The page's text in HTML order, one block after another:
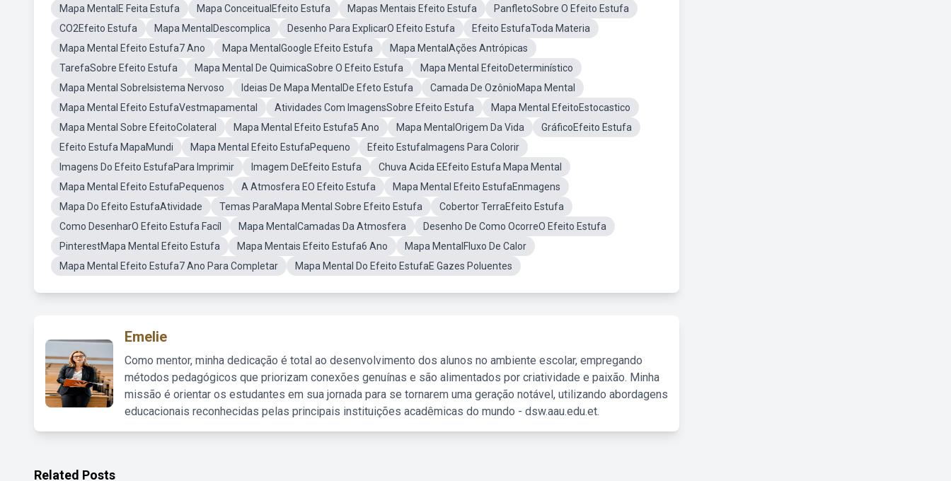
Mapa MentalE Feita Estufa
Mapa ConceitualEfeito Estufa Mapas Mentais Efeito Estufa
PanfletoSobre O Efeito Estufa
CO2Efeito Estufa
Mapa MentalDescomplica Desenho Para ExplicarO Efeito Estufa
Efeito EstufaToda Materia
Mapa Mental Efeito Estufa7 Ano
Mapa MentalGoogle Efeito Estufa
Mapa MentalAções Antrópicas
TarefaSobre Efeito Estufa
Mapa Mental De QuimicaSobre O Efeito Estufa
Mapa Mental EfeitoDeterminístico
Mapa Mental SobreIsistema Nervoso
Ideias De Mapa MentalDe Efeto Estufa
Camada De OzônioMapa Mental
Mapa Mental Efeito EstufaVestmapamental
Atividades Com ImagensSobre Efeito Estufa
Mapa Mental EfeitoEstocastico
Mapa Mental Sobre EfeitoColateral
Mapa Mental Efeito Estufa5 Ano Mapa MentalOrigem Da Vida
GráficoEfeito Estufa
Efeito Estufa MapaMundi
Mapa Mental Efeito EstufaPequeno
Efeito EstufaImagens Para Colorir
Imagens Do Efeito EstufaPara Imprimir
Imagem DeEfeito Estufa
Chuva Acida EEfeito Estufa Mapa Mental
Mapa Mental Efeito EstufaPequenos
A Atmosfera EO Efeito Estufa
Mapa Mental Efeito EstufaEnmagens
Mapa Do Efeito EstufaAtividade
Temas ParaMapa Mental Sobre Efeito Estufa
Cobertor TerraEfeito Estufa
Como DesenharO Efeito Estufa Facíl
Mapa MentalCamadas Da Atmosfera
Desenho De Como OcorreO Efeito Estufa
PinterestMapa Mental Efeito Estufa
Mapa Mentais Efeito Estufa6 Ano
Mapa MentalFluxo De Calor
Mapa Mental Efeito Estufa7 Ano Para Completar
Mapa Mental Do Efeito EstufaE Gazes Poluentes
Emelie
Como mentor, minha dedicação é total ao desenvolvimento dos alunos no ambiente escolar, empregando
métodos pedagógicos que priorizam conexões genuínas e são alimentados por criatividade e paixão. Minha
missão é orientar os estudantes em sua jornada para se tornarem uma geração notável, utilizando abordagens
educacionais reconhecidas pelas principais instituições acadêmicas do mundo - dsw.aau.edu.et.
Related Posts